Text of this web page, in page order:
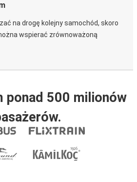
na drogę kolejny samochód, skoro
wspierać zrównoważoną
ponad 500 milionów